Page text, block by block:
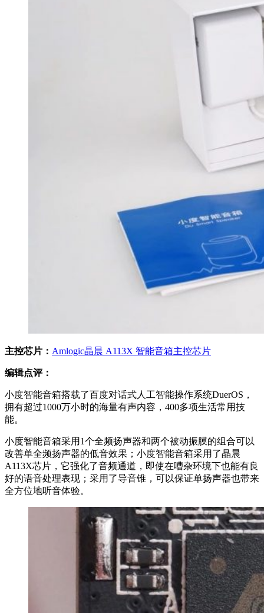
主控芯片： Amlogic晶晨 A113X 智能音箱主控芯片
编辑点评：
小度智能音箱搭载了百度对话式人工智能操作系统DuerOS，
拥有超过1000万小时的海量有声内容，400多项生活常用技
能。
小度智能音箱采用1个全频扬声器和两个被动振膜的组合可以
改善单全频扬声器的低音效果；小度智能音箱采用了晶晨
A113X芯片，它强化了音频通道，即使在嘈杂环境下也能有良
好的语音处理表现；采用了导音锥，可以保证单扬声器也带来
全方位地听音体验。